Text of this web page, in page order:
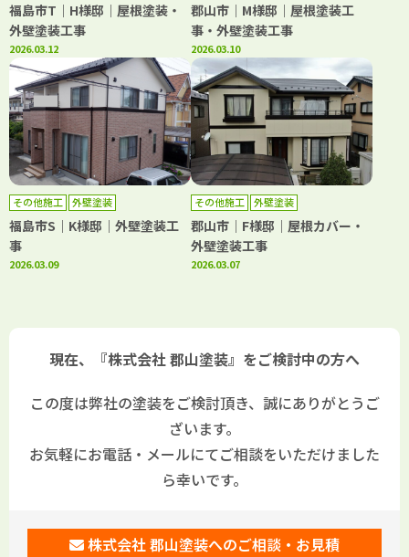
福島市T｜H様邸｜屋根塗装・
外壁塗装工事
2026.03.12
郡山市｜M様邸｜屋根塗装工
事・外壁塗装工事
2026.03.10
その他施工 外壁塗装
福島市S｜K様邸｜外壁塗装工
事
2026.03.09
その他施工 外壁塗装
郡山市｜F様邸｜屋根カバー・
外壁塗装工事
2026.03.07
現在、『株式会社 郡山塗装』をご検討中の方へ
この度は弊社の塗装をご検討頂き、誠にありがとうご
ざいます。
お気軽にお電話・メールにてご相談をいただけました
ら幸いです。
株式会社 郡山塗装へのご相談・お見積